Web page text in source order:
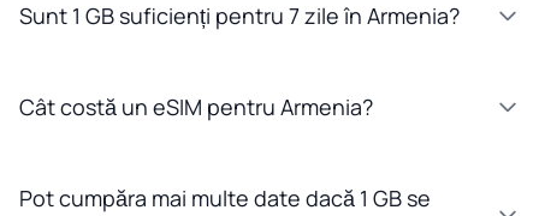
Sunt 1 GB suficienți pentru 7 zile în Armenia?
Cât costă un eSIM pentru Armenia?
Pot cumpăra mai multe date dacă 1 GB se